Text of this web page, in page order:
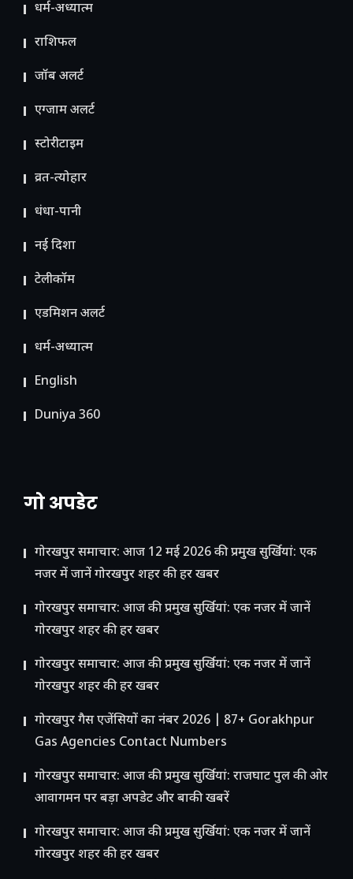
धर्म-अध्यात्म
राशिफल
जॉब अलर्ट
एग्जाम अलर्ट
स्टोरीटाइम
व्रत-त्योहार
धंधा-पानी
नई दिशा
टेलीकॉम
ए​डमिशन अलर्ट
धर्म-अध्यात्म
English
Duniya 360
गो अपडेट
गोरखपुर समाचार: आज 12 मई 2026 की प्रमुख सुर्खियां: एक
नजर में जानें गोरखपुर शहर की हर खबर
गोरखपुर समाचार: आज की प्रमुख सुर्खियां: एक नजर में जानें
गोरखपुर शहर की हर खबर
गोरखपुर समाचार: आज की प्रमुख सुर्खियां: एक नजर में जानें
गोरखपुर शहर की हर खबर
गोरखपुर गैस एजेंसियों का नंबर 2026 | 87+ Gorakhpur
Gas Agencies Contact Numbers
गोरखपुर समाचार: आज की प्रमुख सुर्खियां: राजघाट पुल की ओर
आवागमन पर बड़ा अपडेट और बाकी खबरें
गोरखपुर समाचार: आज की प्रमुख सुर्खियां: एक नजर में जानें
गोरखपुर शहर की हर खबर